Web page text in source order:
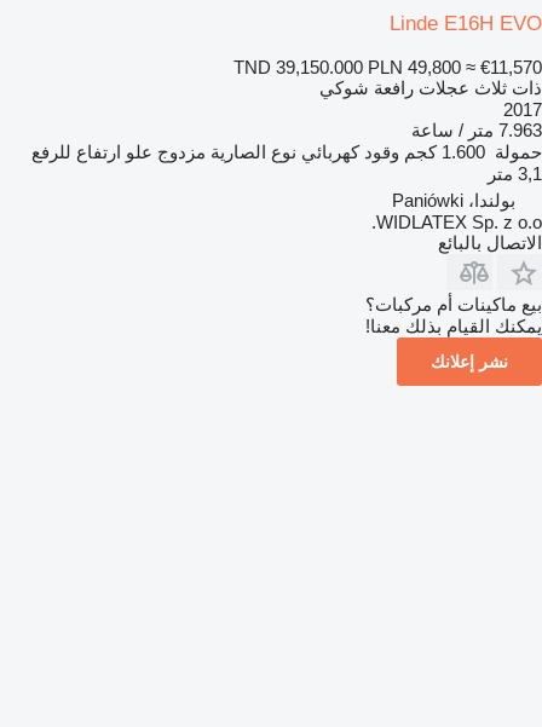
Linde E16H EVO
TND 39,150.000 PLN 49,800 ≈ €11,570
ذات ثلاث عجلات رافعة شوكي
2017
7.963 متر / ساعة
حمولة 1.600 كجم وقود كهربائي نوع الصارية مزدوج علو ارتفاع للرفع
3,1 متر
بولندا، Paniówki
WIDLATEX Sp. z o.o.
الاتصال بالبائع
بيع ماكينات أم مركبات؟
يمكنك القيام بذلك معنا!
نشر إعلانك